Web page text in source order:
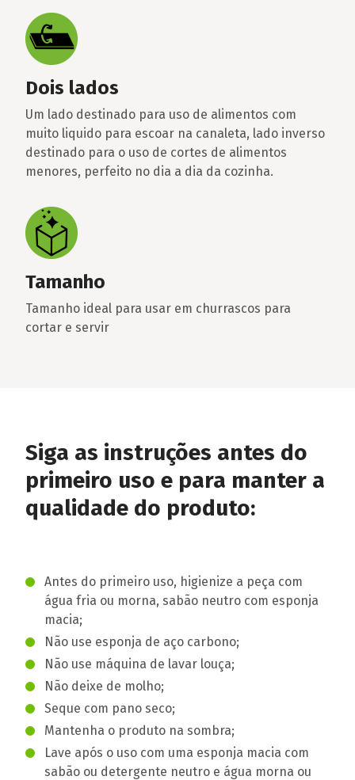
Dois lados
Um lado destinado para uso de alimentos com
muito liquido para escoar na canaleta, lado inverso
destinado para o uso de cortes de alimentos
menores, perfeito no dia a dia da cozinha.
Tamanho
Tamanho ideal para usar em churrascos para
cortar e servir
Siga as instruções antes do
primeiro uso e para manter a
qualidade do produto:
Antes do primeiro uso, higienize a peça com
água fria ou morna, sabão neutro com esponja
macia;
Não use esponja de aço carbono;
Não use máquina de lavar louça;
Não deixe de molho;
Seque com pano seco;
Mantenha o produto na sombra;
Lave após o uso com uma esponja macia com
sabão ou detergente neutro e água morna ou